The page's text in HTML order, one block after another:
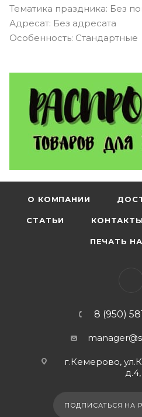
Тематика праздника: Без
Адресат: Без адресата
Особенность: Стандартные
О КОМПАНИИ
СТАТЬИ КОНТАКТЫ
ПЕЧАТЬ
8 (950)
г.Кемерово,
д.4,
ПОДПИСАТЬСЯ НА